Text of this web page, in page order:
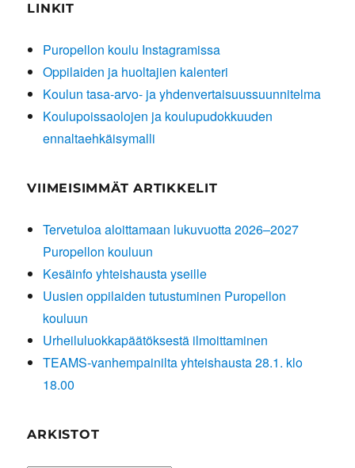
LINKIT
Puropellon koulu Instagramissa
Oppilaiden ja huoltajien kalenteri
Koulun tasa-arvo- ja yhdenvertaisuussuunnitelma
Koulupoissaolojen ja koulupudokkuuden
ennaltaehkäisymalli
VIIMEISIMMÄT ARTIKKELIT
Tervetuloa aloittamaan lukuvuotta 2026–2027
Puropellon kouluun
Kesäinfo yhteishausta yseille
Uusien oppilaiden tutustuminen Puropellon
kouluun
Urheiluluokkapäätöksestä ilmoittaminen
TEAMS-vanhempainilta yhteishausta 28.1. klo
18.00
ARKISTOT